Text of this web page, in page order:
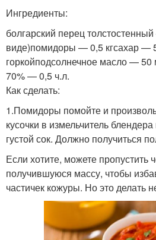
Ингредиенты:
болгарский перец
виде)помидоры — 0,5 кгсахар —
горкойподсолнечное масло — 50
70% — 0,5 ч.л.
Как сделать:
1.Помидоры помойте и
кусочки в измельчитель
густой сок. Должно получиться
Если хотите, можете пропустить
получившуюся массу, чтобы
частичек кожуры. Но это делать